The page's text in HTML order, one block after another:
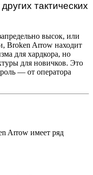
тактических
высок, или
Broken Arrow находит
для хардкора, но
для новичков. Это
— от оператора
Arrow имеет ряд